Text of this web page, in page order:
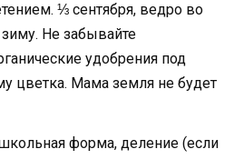
⅓ сентября, ведро во
Не забывайте
удобрения под
цветка. Мама земля не будет
форма, деление (если